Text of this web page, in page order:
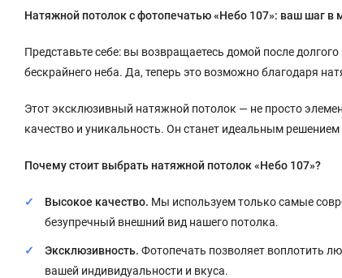
Натяжной потолок с фотопечатью «Небо 107»: ваш шаг в
Представьте себе: вы возвращаетесь домой после
бескрайнего неба. Да, теперь это возможно благодаря
Этот эксклюзивный натяжной потолок — не просто
качество и уникальность. Он станет идеальным
Почему стоит выбрать натяжной потолок «Небо 107»?
Высокое качество. Мы используем только самые
безупречный внешний вид нашего потолка.
Эксклюзивность. Фотопечать позволяет воплотить
вашей индивидуальности и вкуса.